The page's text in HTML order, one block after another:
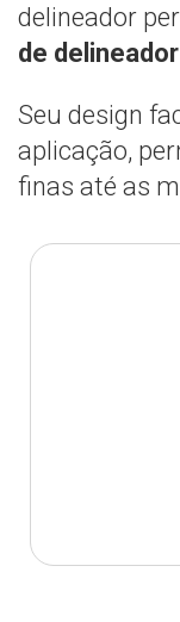
delineador
de
Seu design
aplicação,
finas até as